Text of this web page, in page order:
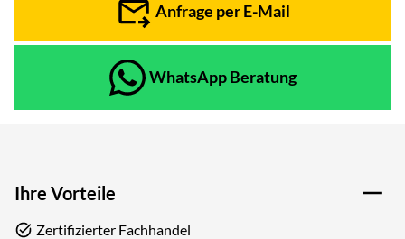
Anfrage per E-Mail
WhatsApp Beratung
Ihre Vorteile
Zertifizierter Fachhandel